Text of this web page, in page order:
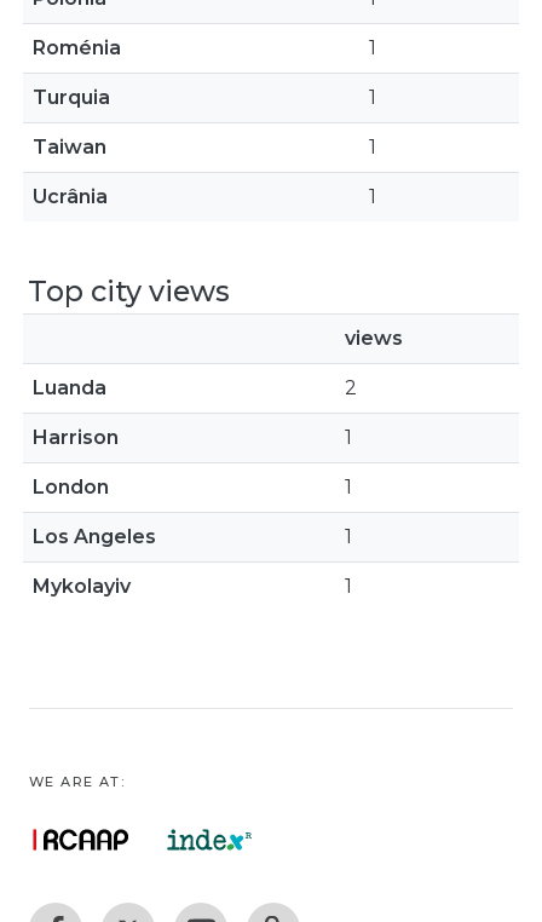
Roménia 1
Turquia 1
Taiwan 1
Ucrânia 1
Top city views
views
Luanda 2
Harrison 1
London 1
Los Angeles 1
Mykolayiv 1
WE ARE AT: